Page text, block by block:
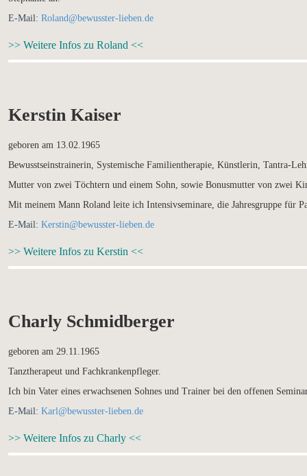
E-Mail: Roland@bewusster-lieben.de
>> Weitere Infos zu Roland <<
Kerstin Kaiser
geboren am 13.02.1965
Bewusstseinstrainerin, Systemische Familientherapie, Künstlerin, Tantra-
Mutter von zwei Töchtern und einem Sohn, sowie Bonusmutter von zwei
Mit meinem Mann Roland leite ich Intensivseminare, die Jahresgruppe für
E-Mail: Kerstin@bewusster-lieben.de
>> Weitere Infos zu Kerstin <<
Charly Schmidberger
geboren am 29.11.1965
Tanztherapeut und Fachkrankenpfleger.
Ich bin Vater eines erwachsenen Sohnes und Trainer bei den offenen
E-Mail: Karl@bewusster-lieben.de
>> Weitere Infos zu Charly <<